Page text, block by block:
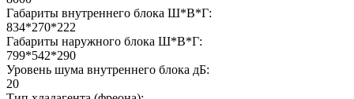
Габариты внутреннего блока Ш*В*Г:
834*270*222
Габариты наружного блока Ш*В*Г:
799*542*290
Уровень шума внутреннего блока дБ:
20